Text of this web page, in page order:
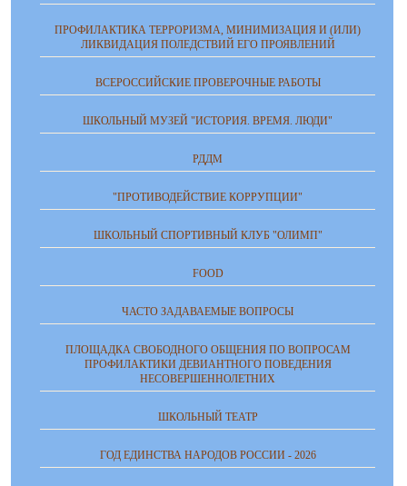
ПРОФИЛАКТИКА ТЕРРОРИЗМА, МИНИМИЗАЦИЯ И (ИЛИ)
ЛИКВИДАЦИЯ ПОЛЕДСТВИЙ ЕГО ПРОЯВЛЕНИЙ
ВСЕРОССИЙСКИЕ ПРОВЕРОЧНЫЕ РАБОТЫ
ШКОЛЬНЫЙ МУЗЕЙ "ИСТОРИЯ. ВРЕМЯ. ЛЮДИ"
РДДМ
"ПРОТИВОДЕЙСТВИЕ КОРРУПЦИИ"
ШКОЛЬНЫЙ СПОРТИВНЫЙ КЛУБ "ОЛИМП"
FOOD
ЧАСТО ЗАДАВАЕМЫЕ ВОПРОСЫ
ПЛОЩАДКА СВОБОДНОГО ОБЩЕНИЯ ПО ВОПРОСАМ
ПРОФИЛАКТИКИ ДЕВИАНТНОГО ПОВЕДЕНИЯ
НЕСОВЕРШЕННОЛЕТНИХ
ШКОЛЬНЫЙ ТЕАТР
ГОД ЕДИНСТВА НАРОДОВ РОССИИ - 2026